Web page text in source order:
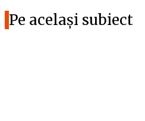
Pe același subiect